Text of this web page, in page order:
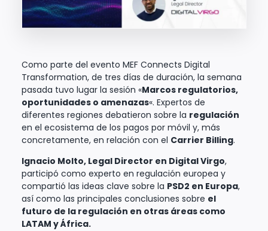
Como parte del evento MEF Connects Digital
Transformation, de tres días de duración, la semana
pasada tuvo lugar la sesión «Marcos regulatorios,
oportunidades o amenazas«. Expertos de
diferentes regiones debatieron sobre la regulación
en el ecosistema de los pagos por móvil y, más
concretamente, en relación con el Carrier Billing.
Ignacio Molto, Legal Director en Digital Virgo,
participó como experto en regulación europea y
compartió las ideas clave sobre la PSD2 en Europa,
así como las principales conclusiones sobre el
futuro de la regulación en otras áreas como
LATAM y África.